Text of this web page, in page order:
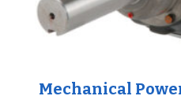
Mechanical